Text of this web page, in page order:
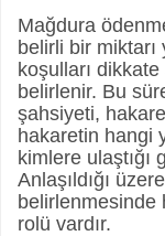
Mağdura
belirli bir miktarı
koşulları
belirlenir. Bu
şahsiyeti,
hakaretin hangi
kimlere ulaştığı
Anlaşıldığı
belirlenmesinde
rolü vardır.